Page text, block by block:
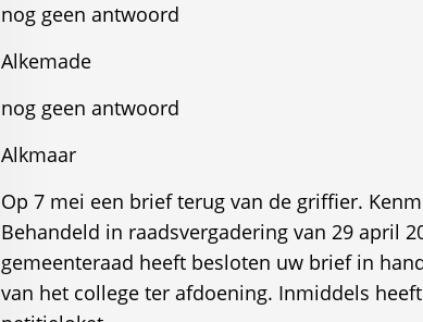
nog geen antwoord
Alkemade
nog geen antwoord
Alkmaar
Op 7 mei een brief terug van de griffier.
Behandeld in raadsvergadering van 29 april
gemeenteraad heeft besloten uw brief in
van het college ter afdoening. Inmiddels